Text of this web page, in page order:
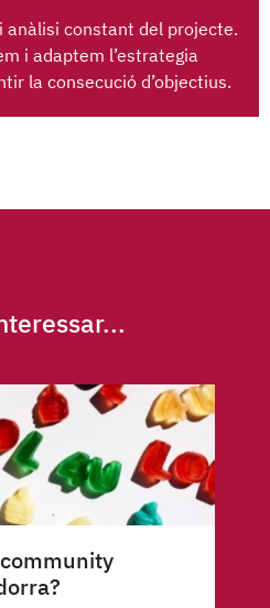
anàlisi constant del projecte.
i adaptem l’estrategia
la consecució d’objectius.